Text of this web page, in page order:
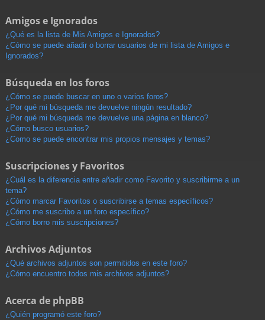
Amigos e Ignorados
¿Qué es la lista de Mis Amigos e Ignorados?
¿Cómo se puede añadir o borrar usuarios de mi lista de Amigos e
Ignorados?
Búsqueda en los foros
¿Cómo se puede buscar en uno o varios foros?
¿Por qué mi búsqueda me devuelve ningún resultado?
¿Por qué mi búsqueda me devuelve una página en blanco?
¿Cómo busco usuarios?
¿Como se puede encontrar mis propios mensajes y temas?
Suscripciones y Favoritos
¿Cuál es la diferencia entre añadir como Favorito y suscribirme a un
tema?
¿Cómo marcar Favoritos o suscribirse a temas específicos?
¿Cómo me suscribo a un foro específico?
¿Cómo borro mis suscripciones?
Archivos Adjuntos
¿Qué archivos adjuntos son permitidos en este foro?
¿Cómo encuentro todos mis archivos adjuntos?
Acerca de phpBB
¿Quién programó este foro?